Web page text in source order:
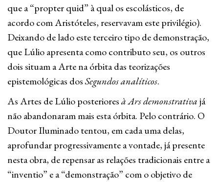
que a “propter quid” à qual os escolásticos, de
acordo com Aristóteles, reservavam este privilégio).
Deixando de lado este terceiro tipo de demonstração,
que Lúlio apresenta como contributo seu, os outros
dois situam a Arte na órbita das teorizações
epistemológicas dosSegundos analíticos.
As Artes de Lúlio posterioresà Ars demonstrativajá
não abandonaram mais esta órbita. Pelo contrário. O
Doutor Iluminado tentou, em cada uma delas,
aprofundar progressivamente a vontade, já presente
nesta obra, de repensar as relações tradicionais entre a
“inventio” e a “demonstração” com o objetivo de